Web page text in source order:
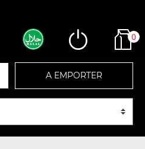
0
A EMPORTER